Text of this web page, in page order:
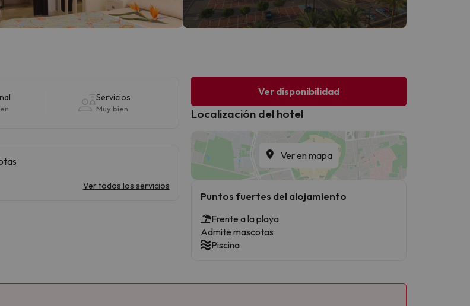
Servicios
Muy bien
Ver todos los servicios
Ver disponibilidad
Localización del hotel
Ver en mapa
Puntos fuertes del alojamiento
Frente a la playa
Admite mascotas
Piscina